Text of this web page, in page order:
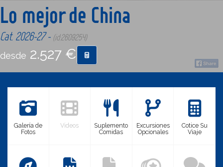
COMPRAR
Lo mejor de China
Cat. 2026-27 - (id:2609254)
desde 2.527 €
Galería de
Fotos
Videos
Suplemento
Comidas
Excursiones
Opcionales
Cotice Su
Viaje